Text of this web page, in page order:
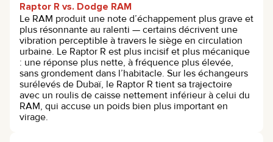
Raptor R vs. Dodge RAM
Le RAM produit une note d’échappement plus grave et
plus résonnante au ralenti — certains décrivent une
vibration perceptible à travers le siège en circulation
urbaine. Le Raptor R est plus incisif et plus mécanique
: une réponse plus nette, à fréquence plus élevée,
sans grondement dans l’habitacle. Sur les échangeurs
surélevés de Dubaï, le Raptor R tient sa trajectoire
avec un roulis de caisse nettement inférieur à celui du
RAM, qui accuse un poids bien plus important en
virage.